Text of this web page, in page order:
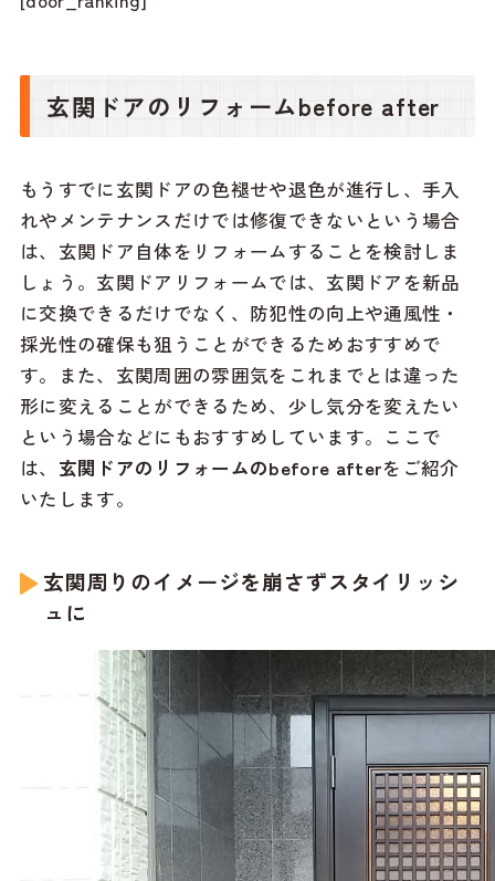
玄関ドアのリフォームbefore after
もうすでに玄関ドアの色褪せや退色が進行し、手入
れやメンテナンスだけでは修復できないという場合
は、玄関ドア自体をリフォームすることを検討しま
しょう。玄関ドアリフォームでは、玄関ドアを新品
に交換できるだけでなく、防犯性の向上や通風性・
採光性の確保も狙うことができるためおすすめで
す。また、玄関周囲の雰囲気をこれまでとは違った
形に変えることができるため、少し気分を変えたい
という場合などにもおすすめしています。ここで
は、 玄関ドアのリフォームのbefore afterをご紹介
いたします。
玄関周りのイメージを崩さずスタイリッシ
ュに